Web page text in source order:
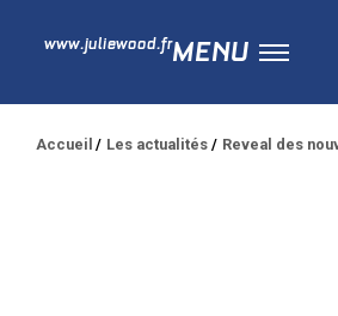
www.juliewood.frMENU
Accueil Les actualités Reveal des